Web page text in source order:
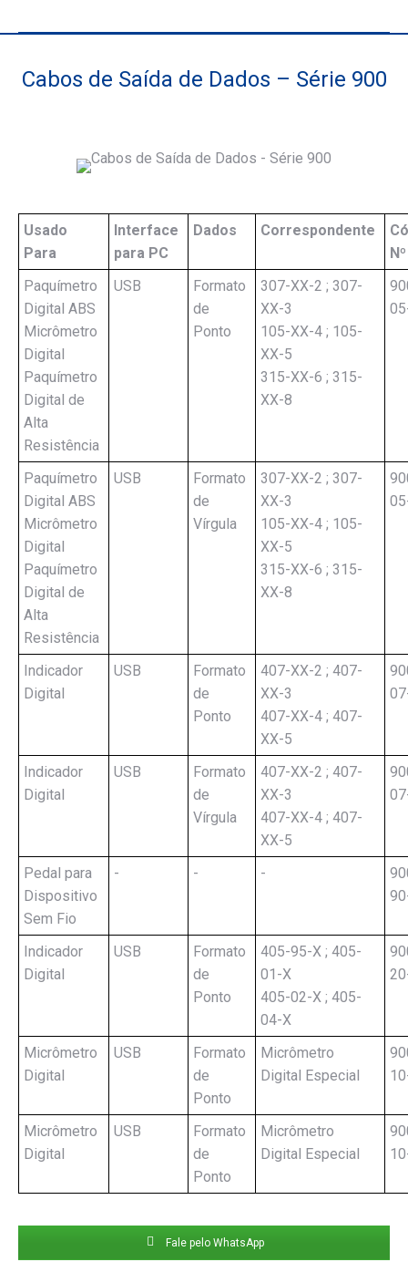
Cabos de Saída de Dados – Série 900
Usado
Para
Interface
para PC
Dados Correspondente
Nº
Paquímetro
Digital ABS
Micrômetro
Digital
Paquímetro
Digital de
Alta
Resistência
USB
Formato
de
Ponto
307-XX-2 ; 307-
XX-3
105-XX-4 ; 105-
XX-5
315-XX-6 ; 315-
XX-8
Paquímetro
Digital ABS
Micrômetro
Digital
Paquímetro
Digital de
Alta
Resistência
USB
Formato
de
Vírgula
307-XX-2 ; 307-
XX-3
105-XX-4 ; 105-
XX-5
315-XX-6 ; 315-
XX-8
Indicador
Digital
USB
Formato
de
Ponto
407-XX-2 ; 407-
XX-3
407-XX-4 ; 407-
XX-5
Indicador
Digital
USB
Formato
de
Vírgula
407-XX-2 ; 407-
XX-3
407-XX-4 ; 407-
XX-5
Pedal para
Dispositivo
Sem Fio
- - -
Indicador
Digital
USB
Formato
de
Ponto
405-95-X ; 405-
01-X
405-02-X ; 405-
04-X
Micrômetro
Digital
USB
Formato
de
Ponto
Micrômetro
Digital Especial
Micrômetro
Digital
USB
Formato
de
Ponto
Micrômetro
Digital Especial
Fale pelo WhatsApp